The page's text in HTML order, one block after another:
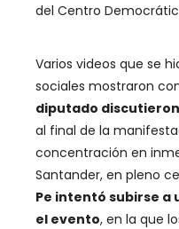
del Centro
Varios videos que se
sociales mostraron
diputado
al final de la
concentración en
Santander, en pleno
Pe intentó subirse
el evento, en la que